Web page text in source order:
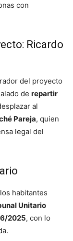
con
Ricardo
del proyecto
de repartir
al
Pareja, quien
legal del
habitantes
Unitario
2025, con lo